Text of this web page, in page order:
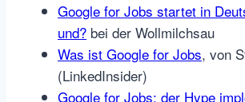
Google for Jobs startet in
und? bei der Wollmilchsau
Was ist Google for Jobs, von
(LinkedInsider)
Google for Jobs: der Hype